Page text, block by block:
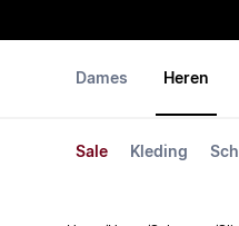
Dames Heren
Sale Kleding